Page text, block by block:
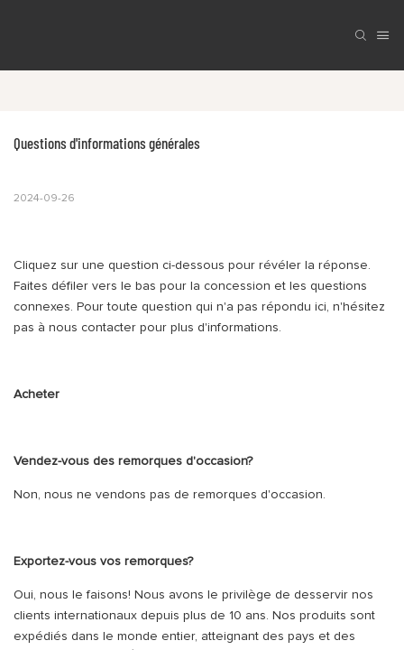
Questions d'informations générales
2024-09-26
Cliquez sur une question ci-dessous pour révéler la réponse.
Faites défiler vers le bas pour la concession et les questions
connexes. Pour toute question qui n'a pas répondu ici, n'hésitez
pas à nous contacter pour plus d'informations.
Acheter
Vendez-vous des remorques d'occasion?
Non, nous ne vendons pas de remorques d'occasion.
Exportez-vous vos remorques?
Oui, nous le faisons! Nous avons le privilège de desservir nos
clients internationaux depuis plus de 10 ans. Nos produits sont
expédiés dans le monde entier, atteignant des pays et des